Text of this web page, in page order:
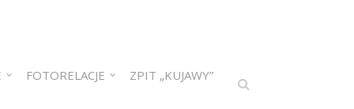
FOTORELACJE ZPIT „KUJAWY”